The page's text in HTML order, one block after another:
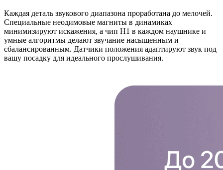
Каждая деталь звукового диапазона проработана до мелочей.
Специальные неодимовые магниты в динамиках
минимизируют искажения, а чип H1 в каждом наушнике и
умные алгоритмы делают звучание насыщенным и
сбалансированным. Датчики положения адаптируют звук под
вашу посадку для идеального прослушивания.